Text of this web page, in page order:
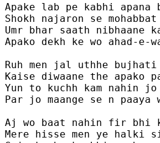
Apake lab pe kabhi apana
Shokh najaron se
Umr bhar saath nibhaane
Apako dekh ke wo ahad-e-
Ruh men jal uthhe
Kaise diwaane the apako
Yun to kuchh kam nahin jo
Par jo maange se n paaya
Aj wo baat nahin fir bhi
Mere hisse men ye halki